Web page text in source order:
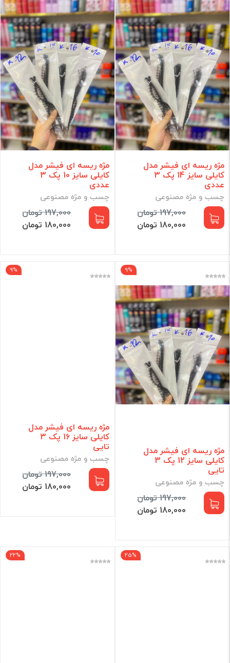
کیف و ابزار آرایشی
ادکلن و اسپری
رنگ و اکسیدان مو
لوازم برقی
مراقبت مو
مراقبت پوست
آرایش ناخن
مراقبت شخصی
آرایشی
مکمل و مولتی ویتامین
برند
فقط کالاهای موجود
فیلتر براساس قیمت :
قیمت: تومان
مژه ریسه ای فیشر مدل
کایلی سایز 14 پک 3
عددی
چسب و مژه مصنوعی
197,000 تومان
180,000 تومان
مژه ریسه ای فیشر مدل
کایلی سایز 10 پک 3
عددی
چسب و مژه مصنوعی
197,000 تومان
180,000 تومان
9%
مژه ریسه ای فیشر مدل
کایلی سایز 12 پک 3
تایی
چسب و مژه مصنوعی
197,000 تومان
180,000 تومان
9%
مژه ریسه ای فیشر مدل
کایلی سایز 16 پک 3
تایی
چسب و مژه مصنوعی
197,000 تومان
180,000 تومان
25%
22%